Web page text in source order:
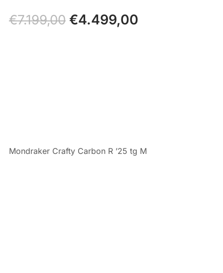
€7.199,00 Il
€4.499,00Il
Mondraker Crafty Carbon R ’25 tg M